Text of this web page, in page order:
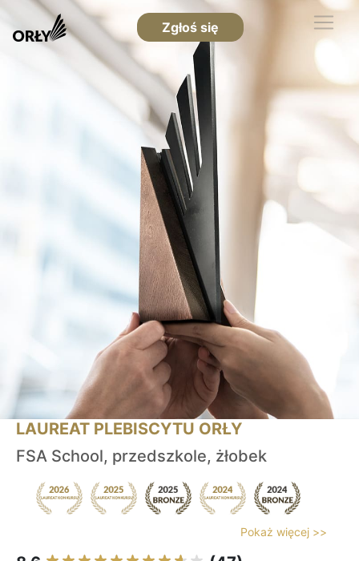
Zgłoś się
LAUREAT PLEBISCYTU ORŁY
FSA School, przedszkole, żłobek
Pokaż więcej >>